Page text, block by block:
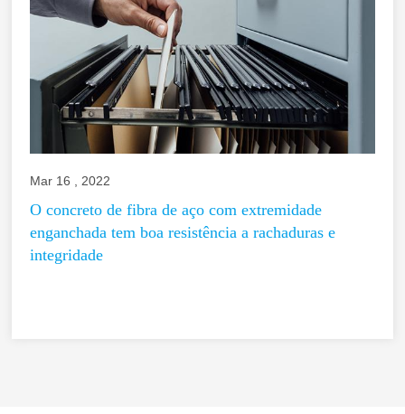
Mar 16 , 2022
O concreto de fibra de aço com extremidade
enganchada tem boa resistência a rachaduras e
integridade